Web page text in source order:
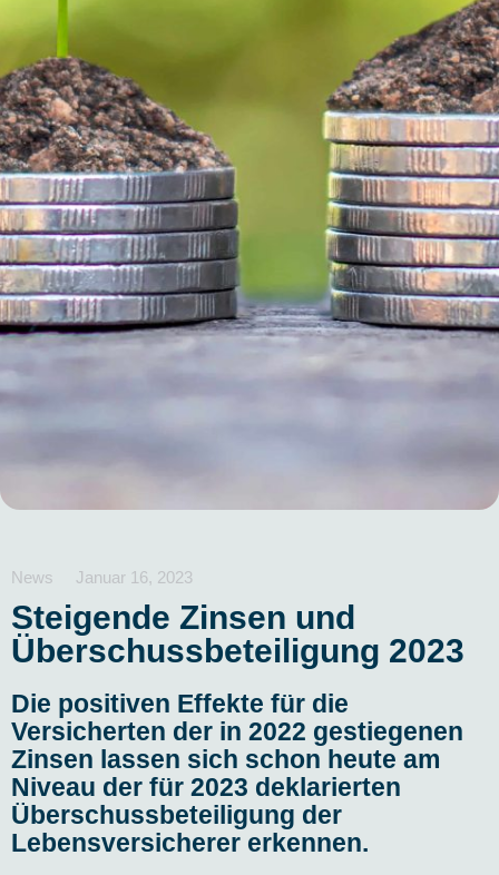
News Januar 16, 2023
Steigende Zinsen und
Überschussbeteiligung 2023
Die positiven Effekte für die
Versicherten der in 2022 gestiegenen
Zinsen lassen sich schon heute am
Niveau der für 2023 deklarierten
Überschussbeteiligung der
Lebensversicherer erkennen.